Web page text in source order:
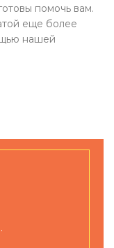
помочь вам.
еще более
нашей